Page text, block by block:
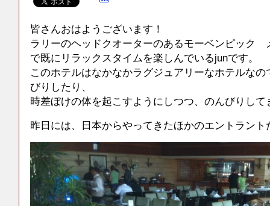
皆さんおはようございます！
ラリーのヘッドクオーターのあるモーベンピッ
で既にリラックスタイムを楽しんでいるjunです。
このホテルはなかなかラグジュアリーなホテルな
びりしたり、
時差ぼけの体を起こすようにしつつ、のんびりして
昨日には、日本からやってきたほかのエントラン